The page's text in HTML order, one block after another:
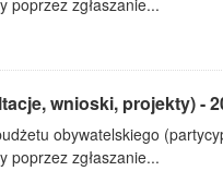
poprzez zgłaszanie...
wnioski, projekty) -
obywatelskiego
poprzez zgłaszanie...